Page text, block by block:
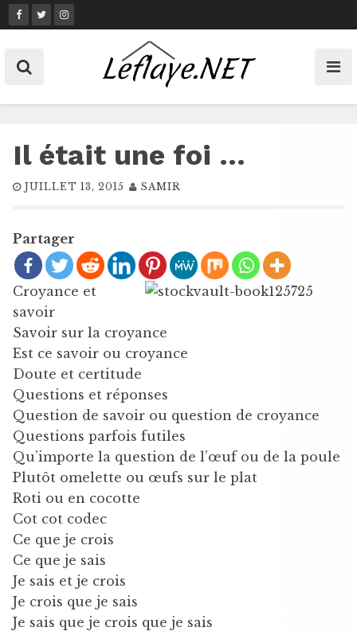
Skip
to
Il était une foi …
JUILLET 13, 2015 SAMIR
Partager
Croyance et
savoir
Savoir sur la croyance
Est ce savoir ou croyance
Doute et certitude
Questions et réponses
Question de savoir ou question de croyance
Questions parfois futiles
Qu’importe la question de l’œuf ou de la poule
Plutôt omelette ou œufs sur le plat
Roti ou en cocotte
Cot cot codec
Ce que je crois
Ce que je sais
Je sais et je crois
Je crois que je sais
Je sais que je crois que je sais